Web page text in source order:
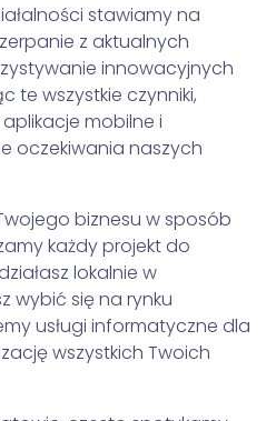
stawiamy na
z aktualnych
innowacyjnych
te wszystkie czynniki,
mobilne i
oczekiwania naszych
biznesu w sposób
każdy projekt do
lokalnie w
wybić się na rynku
usługi informatyczne dla
wszystkich Twoich